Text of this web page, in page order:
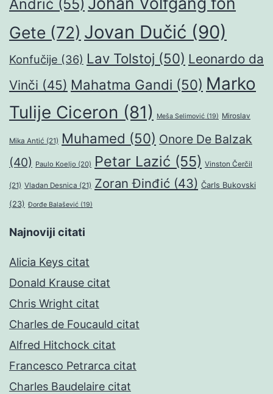
Andrić (55)
Gete (72) Jovan Dučić (90)
Konfučije (36) Lav Tolstoj (50) Leonardo da
Vinči (45) Mahatma Gandi (50) Marko
Tulije Ciceron (81) Meša Selimović (19) Miroslav
Mika Antić (21) Muhamed (50) Onore De Balzak
(40) Paulo Koeljo (20) Petar Lazić (55) Vinston Čerčil
(21) Vladan Desnica (21) Zoran Đinđić (43) Čarls Bukovski
(23) Đorđe Balašević (19)
Najnoviji citati
Alicia Keys citat
Donald Krause citat
Chris Wright citat
Charles de Foucauld citat
Alfred Hitchock citat
Francesco Petrarca citat
Charles Baudelaire citat